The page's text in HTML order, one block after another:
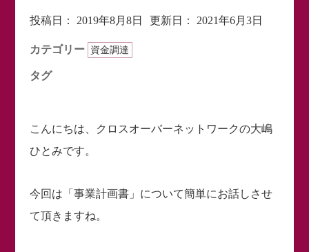
投稿日： 2019年8月8日 更新日： 2021年6月3日
カテゴリー 資金調達
タグ
こんにちは、クロスオーバーネットワークの大嶋
ひとみです。
今回は「事業計画書」について簡単にお話しさせ
て頂きますね。